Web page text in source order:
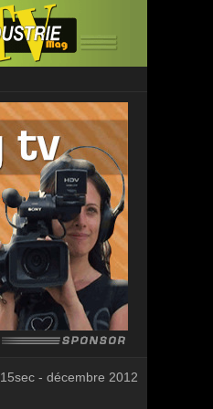
- décembre 2012